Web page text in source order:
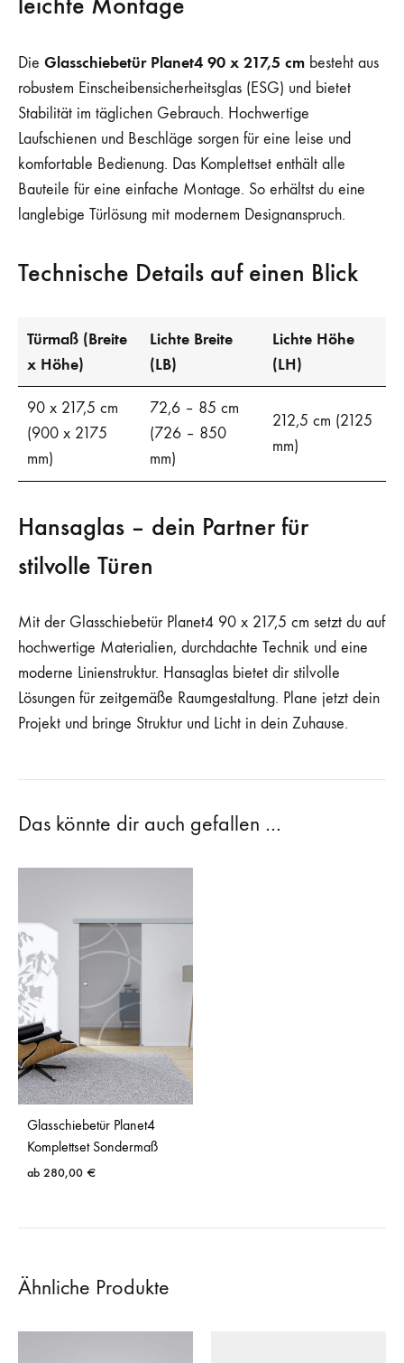
Die Glasschiebetür Planet4 90 x 217,5 cm besteht aus
robustem Einscheibensicherheitsglas (ESG) und bietet
Stabilität im täglichen Gebrauch. Hochwertige
Laufschienen und Beschläge sorgen für eine leise und
komfortable Bedienung. Das Komplettset enthält alle
Bauteile für eine einfache Montage. So erhältst du eine
langlebige Türlösung mit modernem Designanspruch.
Technische Details auf einen Blick
Türmaß (Breite
x Höhe)
Lichte Breite
(LB)
Lichte Höhe
(LH)
90 x 217,5 cm
(900 x 2175
mm)
72,6 – 85 cm
(726 – 850
mm)
212,5 cm (2125
mm)
Hansaglas – dein Partner für
stilvolle Türen
Mit der Glasschiebetür Planet4 90 x 217,5 cm setzt du auf
hochwertige Materialien, durchdachte Technik und eine
moderne Linienstruktur. Hansaglas bietet dir stilvolle
Lösungen für zeitgemäße Raumgestaltung. Plane jetzt dein
Projekt und bringe Struktur und Licht in dein Zuhause.
Das könnte dir auch gefallen …
Glasschiebetür Planet4
Komplettset Sondermaß
ab 280,00 €
Ähnliche Produkte